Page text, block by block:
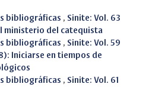
bibliográficas , Sinite: Vol. 63
ministerio del catequista
bibliográficas , Sinite: Vol. 59
Iniciarse en tiempos de
bibliográficas , Sinite: Vol. 61